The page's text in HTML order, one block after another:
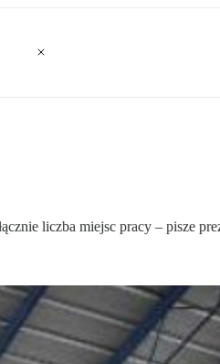
liczba miejsc pracy – pisze